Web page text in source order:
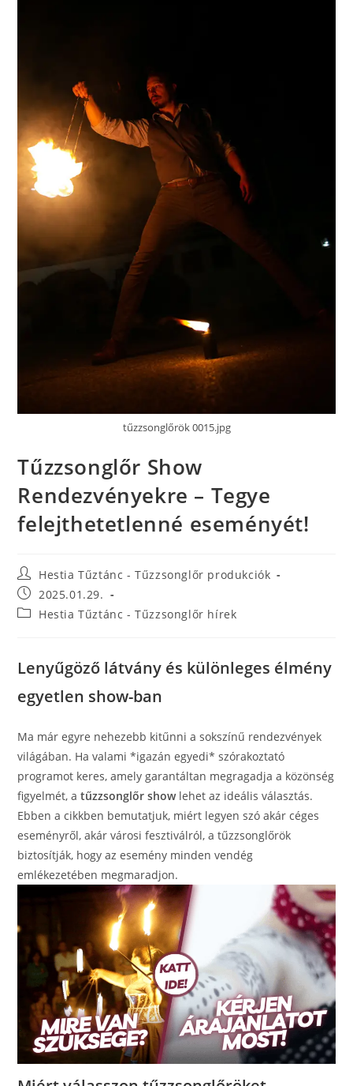
tűzzsonglőrök 0015.jpg
Tűzzsonglőr Show
Rendezvényekre – Tegye
felejthetetlenné eseményét!
Hestia Tűztánc - Tűzzsonglőr produkciók
2025.01.29.
Hestia Tűztánc - Tűzzsonglőr hírek
Lenyűgöző látvány és különleges élmény
egyetlen show-ban
Ma már egyre nehezebb kitűnni a sokszínű rendezvények
világában. Ha valami *igazán egyedi* szórakoztató
programot keres, amely garantáltan megragadja a közönség
figyelmét, atűzzsonglőr showlehet az ideális választás.
Ebben a cikkben bemutatjuk, miért legyen szó akár céges
eseményről, akár városi fesztiválról, a tűzzsonglőrök
biztosítják, hogy az esemény minden vendég
emlékezetében megmaradjon.